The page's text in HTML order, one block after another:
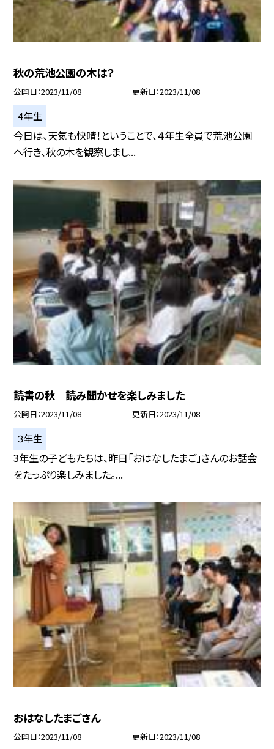
秋の荒池公園の木は？
公開日 2023/11/08 更新日 2023/11/08
４年生
今日は、天気も快晴！ということで、４年生全員で荒池公園
へ行き、秋の木を観察しまし...
読書の秋 読み聞かせを楽しみました
公開日 2023/11/08 更新日 2023/11/08
３年生
3年生の子どもたちは、昨日「おはなしたまご」さんのお話会
をたっぷり楽しみました。...
おはなしたまごさん
公開日 2023/11/08 更新日 2023/11/08